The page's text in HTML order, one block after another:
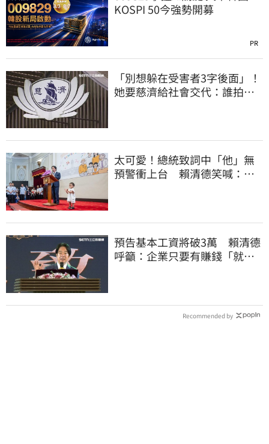
KOSPI 50今強勢開募
PR
「別想躲在受害者3字後面」！
她要慈濟給社會交代：誰拍板
太可愛！總統致詞中「他」無
預警衝上台 賴清德笑喊：卸
預告基本工資將破3萬 賴清德
呼籲：企業只要有賺錢「就該
Recommended by